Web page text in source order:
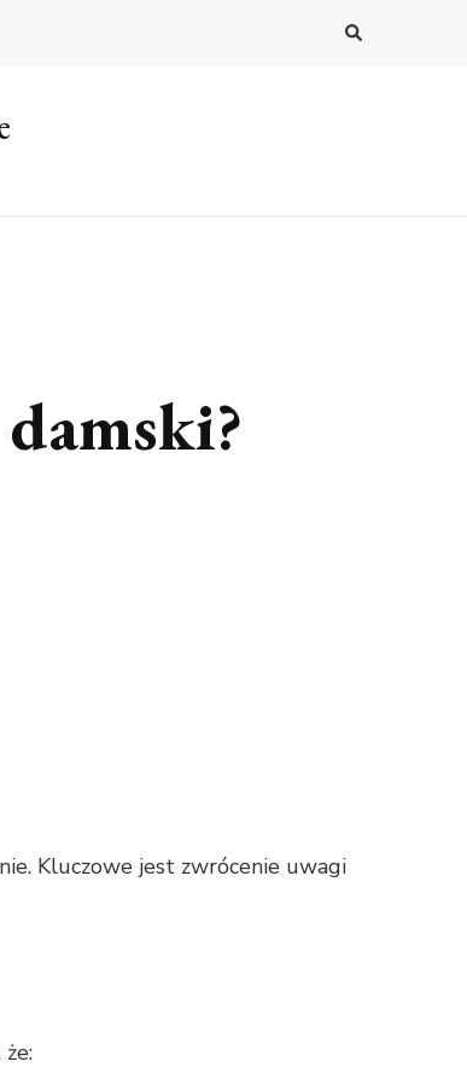
Kluczowe jest zwrócenie uwagi